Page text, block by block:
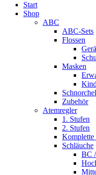
Start
Shop
ABC
ABC-Sets
Flossen
Masken
Schnorchel
Zubehör
Atemregler
1. Stufen
2. Stufen
Komplette
Schläuche
BC